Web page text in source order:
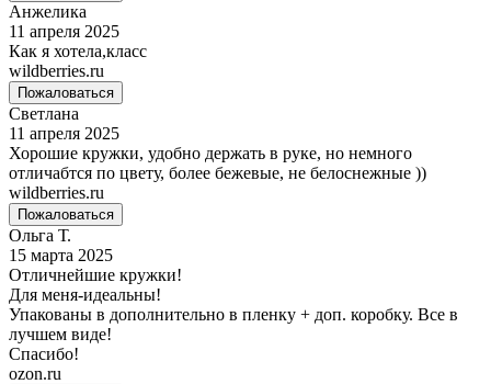
Анжелика
11 апреля 2025
Как я хотела,класс
wildberries.ru
Пожаловаться
Светлана
11 апреля 2025
Хорошие кружки, удобно держать в руке, но немного
отличабтся по цвету, более бежевые, не белоснежные ))
wildberries.ru
Пожаловаться
Ольга Т.
15 марта 2025
Отличнейшие кружки!
Для меня-идеальны!
Упакованы в дополнительно в пленку + доп. коробку. Все в
лучшем виде!
Спасибо!
ozon.ru